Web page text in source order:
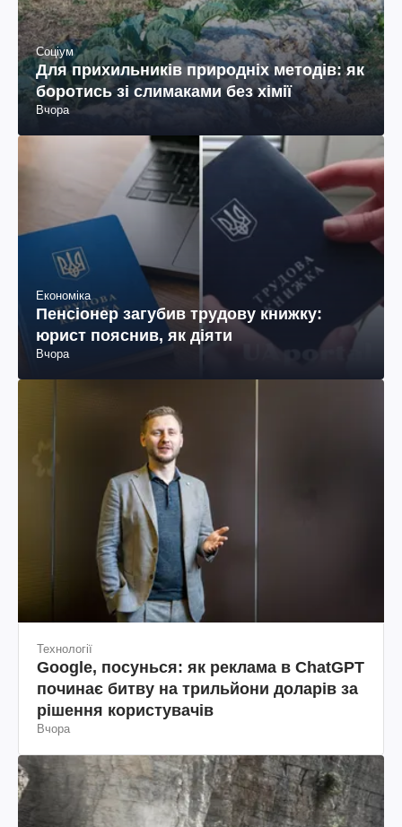
Соціум
Для прихильників природніх методів: як
боротись зі слимаками без хімії
Вчора
Економіка
Пенсіонер загубив трудову книжку:
юрист пояснив, як діяти
Вчора
Технології
Google, посунься: як реклама в ChatGPT
починає битву на трильйони доларів за
рішення користувачів
Вчора